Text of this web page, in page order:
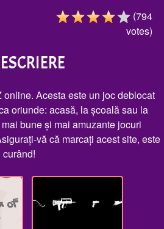
(794
votes)
Acesta este un joc deblocat
oriunde: acasă, la școală sau la
bune și mai amuzante jocuri
vă că marcați acest site, este